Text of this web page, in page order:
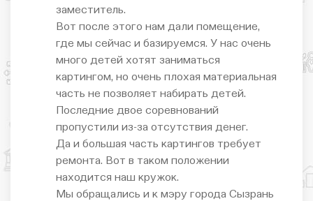
заместитель.
Вот после этого нам дали помещение,
где мы сейчас и базируемся. У нас очень
много детей хотят заниматься
картингом, но очень плохая материальная
часть не позволяет набирать детей.
Последние двое соревнований
пропустили из-за отсутствия денег.
Да и большая часть картингов требует
ремонта. Вот в таком положении
находится наш кружок.
Мы обращались и к мэру города Сызрань